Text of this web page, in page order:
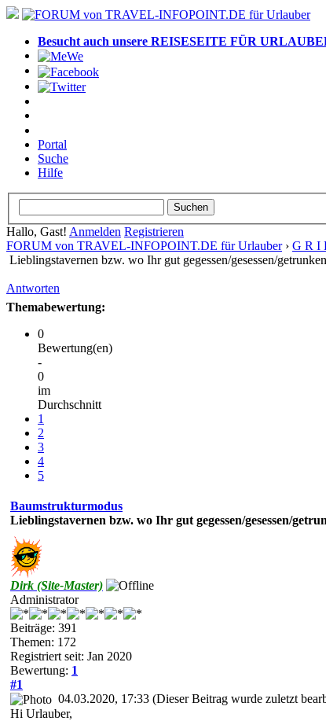
Besucht auch unsere REISESEITE FÜR
Portal
Suche
Hilfe
Hallo, Gast! Anmelden Registrieren
FORUM von TRAVEL-INFOPOINT.DE für Urlauber› G R I
Lieblingstavernen bzw. wo Ihr gut gegessen/gesessen/
Antworten
Themabewertung:
0
Bewertung(en)
-
0
im
Durchschnitt
1
2
3
4
5
Baumstrukturmodus
Lieblingstavernen bzw. wo Ihr gut gegessen/gesessen/
Dirk (Site-Master)
Administrator
Beiträge: 391
Themen: 172
Registriert seit: Jan 2020
Bewertung: 1
#1
04.03.2020, 17:33 (Dieser Beitrag wurde zuletzt
Hi Urlauber,